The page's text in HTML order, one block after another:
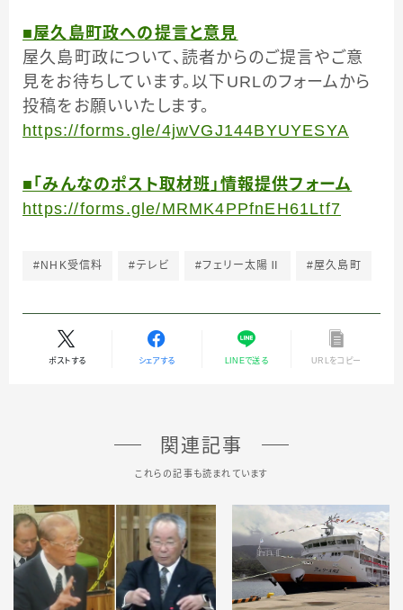
■屋久島町政への提言と意見
屋久島町政について、読者からのご提言やご意
見をお待ちしています。以下URLのフォームから
投稿をお願いいたします。
https://forms.gle/4jwVGJ144BYUYESYA
■「みんなのポスト取材班」情報提供フォーム
https://forms.gle/MRMK4PPfnEH61Ltf7
#NHK受信料 #テレビ #フェリー太陽Ⅱ #屋久島町
ポストする シェアする LINEで送る URLをコピー
関連記事
これらの記事も読まれています